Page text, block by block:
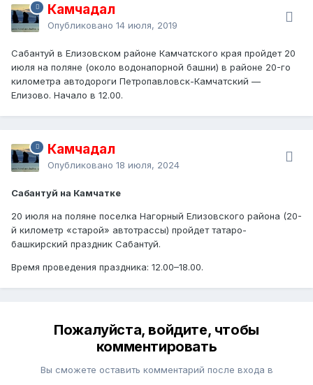
Камчадал
Опубликовано 14 июля, 2019
Сабантуй в Елизовском районе Камчатского края пройдет 20
июля на поляне (около водонапорной башни) в районе 20-го
километра автодороги Петропавловск-Камчатский —
Елизово. Начало в 12.00.
Камчадал
Опубликовано 18 июля, 2024
Сабантуй на Камчатке
20 июля на поляне поселка Нагорный Елизовского района (20-
й километр «старой» автотрассы) пройдет татаро-
башкирский праздник Сабантуй.
Время проведения праздника: 12.00–18.00.
Пожалуйста, войдите, чтобы
комментировать
Вы сможете оставить комментарий после входа в